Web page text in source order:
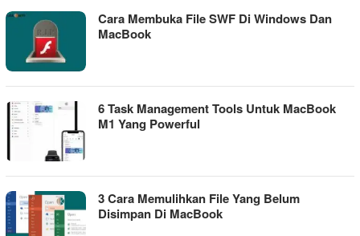
Cara Membuka File SWF Di Windows Dan
MacBook
6 Task Management Tools Untuk MacBook
M1 Yang Powerful
3 Cara Memulihkan File Yang Belum
Disimpan Di MacBook